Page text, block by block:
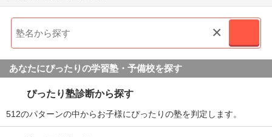
×
あなたにぴったりの学習塾・予備校を探す
ぴったり塾診断から探す
512のパターンの中からお子様にぴったりの塾を判定します。